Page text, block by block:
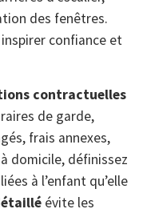
des fenêtres.
confiance et
contractuelles
de garde,
frais annexes,
domicile, définissez
à l’enfant qu’elle
évite les